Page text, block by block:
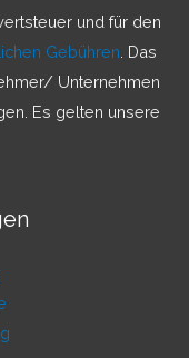
und für den
Gebühren . Das
Unternehmen
Es gelten unsere